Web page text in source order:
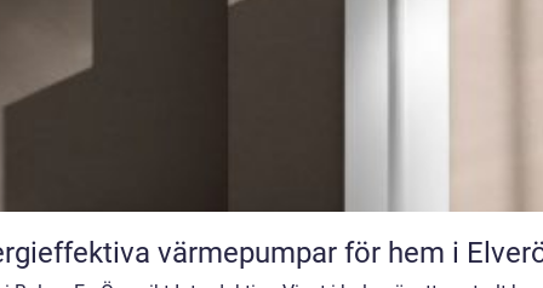
värmepumpar för hem i